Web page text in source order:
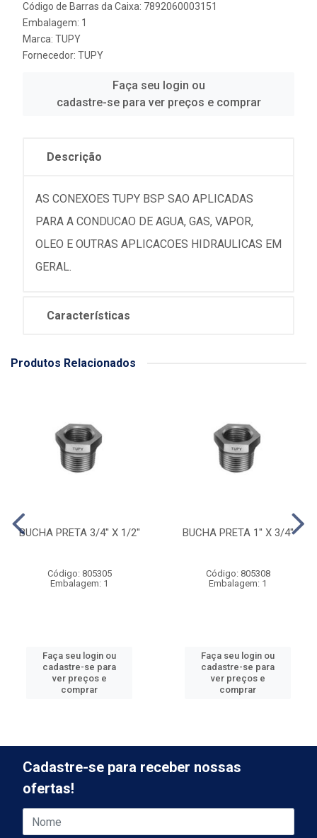
Código de Barras da Caixa: 7892060003151
Embalagem: 1
Marca: TUPY
Fornecedor: TUPY
Faça seu login ou
cadastre-se para ver preços e comprar
Descrição
AS CONEXOES TUPY BSP SAO APLICADAS
PARA A CONDUCAO DE AGUA, GAS, VAPOR,
OLEO E OUTRAS APLICACOES HIDRAULICAS EM
GERAL.
Características
Produtos Relacionados
BUCHA PRETA 3/4'' X 1/2''
Código: 805305
Embalagem: 1
Faça seu login ou
cadastre-se para
ver preços e
comprar
BUCHA PRETA 1'' X 3/4''
Código: 805308
Embalagem: 1
Faça seu login ou
cadastre-se para
ver preços e
comprar
Cadastre-se para receber nossas
ofertas!